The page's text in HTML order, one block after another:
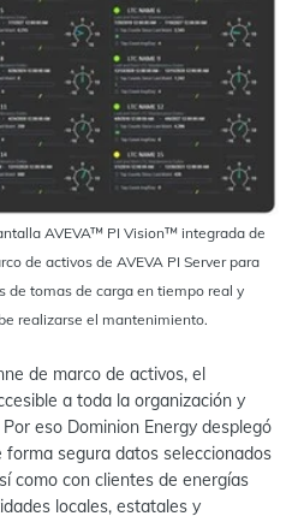
AVEVA™ PI Vision™ integrada de
de activos de AVEVA PI Server para
de tomas de carga en tiempo real y
realizarse el mantenimiento.
de marco de activos, el
a toda la organización y
eso Dominion Energy desplegó
forma segura datos seleccionados
como con clientes de energías
locales, estatales y